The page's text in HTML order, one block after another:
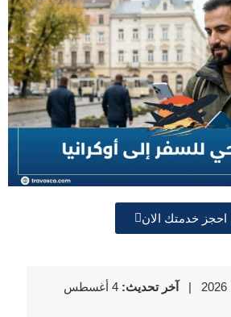
احجز خدمتك الان
آخر تحديث:
4 أغسطس